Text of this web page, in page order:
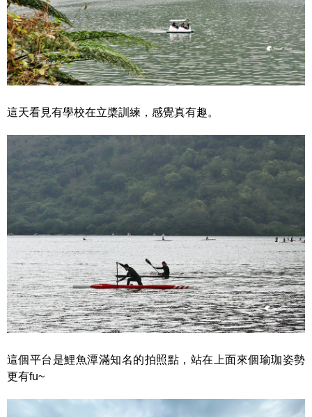
這天看見有學校在立槳訓練，感覺真有趣。
這個平台是鯉魚潭滿知名的拍照點，站在上面來個瑜珈姿勢
更有fu~